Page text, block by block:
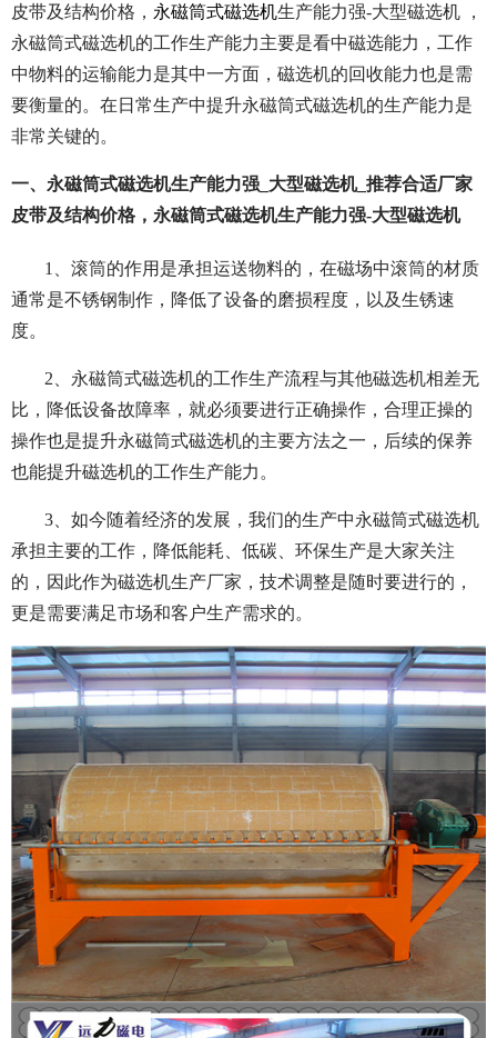
皮带及结构价格， 永磁筒式磁选机生产能力强-大型磁选机 ，
永磁筒式磁选机的工作生产能力主要是看中磁选能力，工作
中物料的运输能力是其中一方面，磁选机的回收能力也是需
要衡量的。在日常生产中提升永磁筒式磁选机的生产能力是
非常关键的。
一、永磁筒式磁选机生产能力强_大型磁选机_推荐合适厂家
皮带及结构价格，永磁筒式磁选机生产能力强-大型磁选机
1、滚筒的作用是承担运送物料的，在磁场中滚筒的材质
通常是不锈钢制作，降低了设备的磨损程度，以及生锈速
度。
2、永磁筒式磁选机的工作生产流程与其他磁选机相差无
比，降低设备故障率，就必须要进行正确操作，合理正操的
操作也是提升永磁筒式磁选机的主要方法之一，后续的保养
也能提升磁选机的工作生产能力。
3、如今随着经济的发展，我们的生产中永磁筒式磁选机
承担主要的工作，降低能耗、低碳、环保生产是大家关注
的，因此作为磁选机生产厂家，技术调整是随时要进行的，
更是需要满足市场和客户生产需求的。